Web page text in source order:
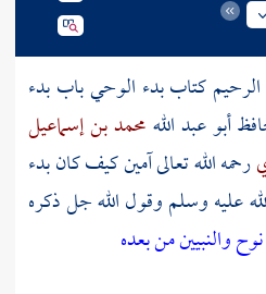
الرحيم كتاب بدء الوحي باب بدء
أبو عبد اللهمحمد بن إسماعيل
رحمه الله تعالى آمين كيف كان بدء
عليه وسلم وقول الله جل ذكره
نوحوالنبيين من بعده